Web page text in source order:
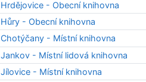
Hrdějovice - Obecní knihovna
Hůry - Obecní knihovna
Chotýčany - Místní knihovna
Jankov - Místní lidová knihovna
Jílovice - Místní knihovna